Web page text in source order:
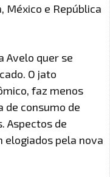
México e República
Avelo quer se
O jato
faz menos
de consumo de
Aspectos de
pela nova